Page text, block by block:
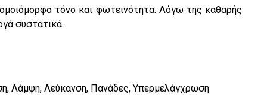
τόνο και φωτεινότητα. Λόγω της καθαρής
συστατικά.
Λάμψη, Λεύκανση, Πανάδες, Υπερμελάγχρωση